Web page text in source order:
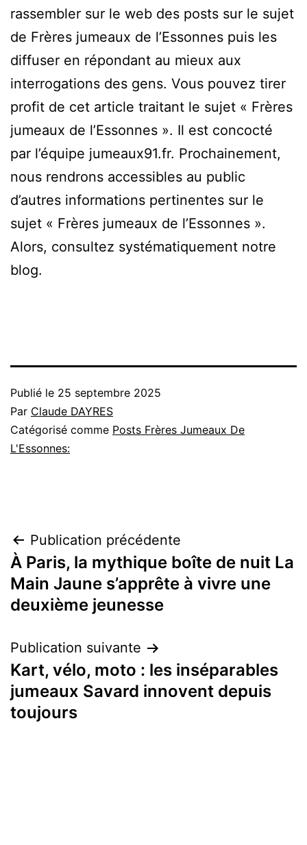
rassembler sur le web des posts sur le sujet
de Frères jumeaux de l’Essonnes puis les
diffuser en répondant au mieux aux
interrogations des gens. Vous pouvez tirer
profit de cet article traitant le sujet « Frères
jumeaux de l’Essonnes ». Il est concocté
par l’équipe jumeaux91.fr. Prochainement,
nous rendrons accessibles au public
d’autres informations pertinentes sur le
sujet « Frères jumeaux de l’Essonnes ».
Alors, consultez systématiquement notre
blog.
Publié le 25 septembre 2025
Par Claude DAYRES
Catégorisé comme Posts Frères Jumeaux De
L'Essonnes:
Navigation
de
l’article
Publication précédente
À Paris, la mythique boîte de nuit La
Main Jaune s’apprête à vivre une
deuxième jeunesse
Publication suivante
Kart, vélo, moto : les inséparables
jumeaux Savard innovent depuis
toujours